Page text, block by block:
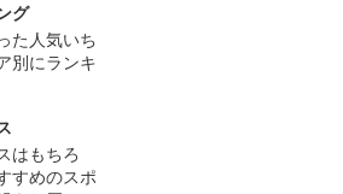
グ
た人気いち
別にランキ
はもちろ
すめのスポ